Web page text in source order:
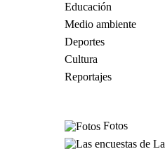
Educación
Medio ambiente
Deportes
Cultura
Reportajes
Fotos